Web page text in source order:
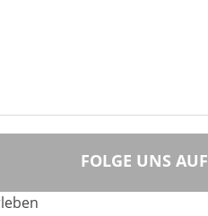
FOLGE UNS AUF